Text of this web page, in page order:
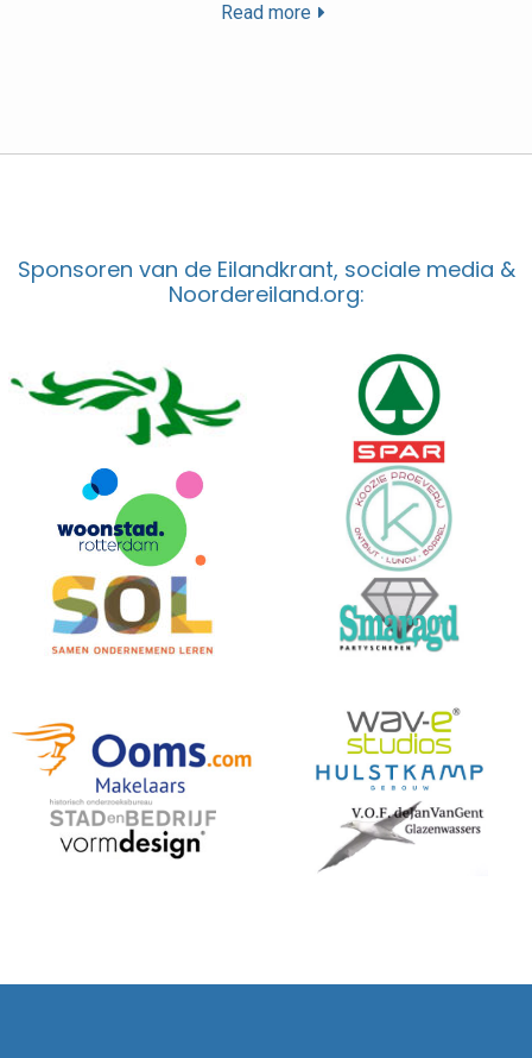
Read more
Sponsoren van de Eilandkrant, sociale media &
Noordereiland.org: